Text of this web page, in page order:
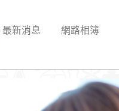
最新消息 網路相簿